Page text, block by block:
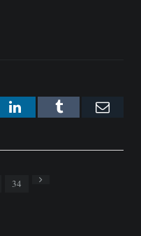
LinkedInTumblr
34 Next